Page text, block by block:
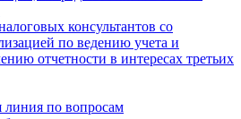
консультантов со
по ведению учета и
отчетности в интересах третьих
линия по вопросам